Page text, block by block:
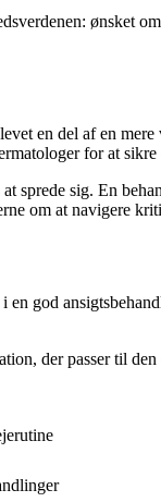
en del af en
for at
sprede sig. En
om at navigere
god
der passer til